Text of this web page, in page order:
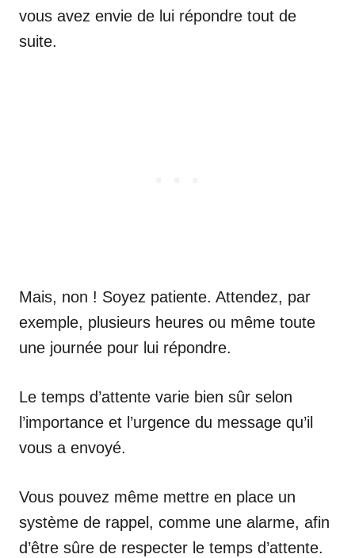
vous avez envie de lui répondre tout de
suite.
Mais, non ! Soyez patiente. Attendez, par
exemple, plusieurs heures ou même toute
une journée pour lui répondre.
Le temps d’attente varie bien sûr selon
l’importance et l’urgence du message qu’il
vous a envoyé.
Vous pouvez même mettre en place un
système de rappel, comme une alarme, afin
d’être sûre de respecter le temps d’attente.